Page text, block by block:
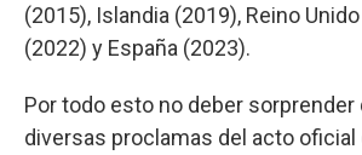
(2015), Islandia (2019), Reino
(2022) y España (2023).
Por todo esto no deber sorprender
diversas proclamas del acto oficial